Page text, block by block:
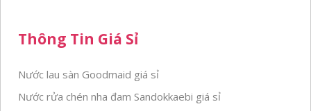
Thông Tin Giá Sỉ
Nước lau sàn Goodmaid giá sỉ
Nước rửa chén nha đam Sandokkaebi giá sỉ